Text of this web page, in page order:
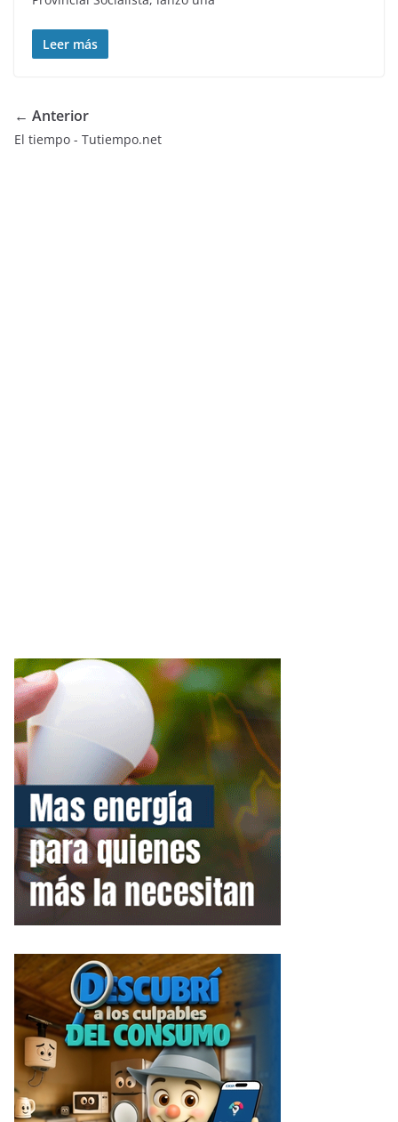
Leer más
← Anterior
El tiempo - Tutiempo.net